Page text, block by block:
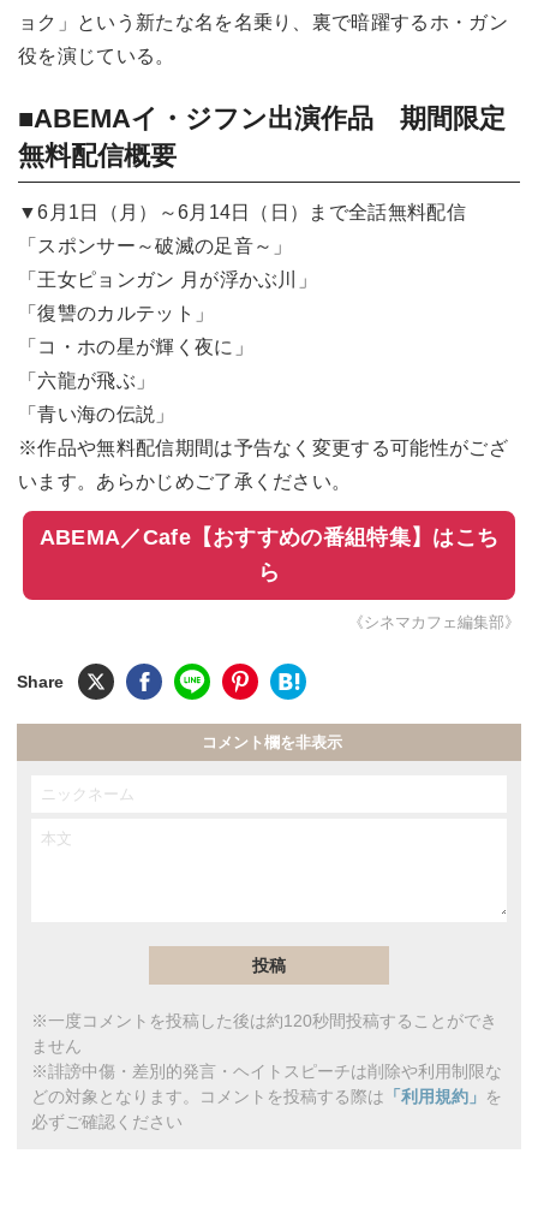
ョク」という新たな名を名乗り、裏で暗躍するホ・ガン
役を演じている。
■ABEMAイ・ジフン出演作品 期間限定
無料配信概要
▼6月1日（月）～6月14日（日）まで全話無料配信
「スポンサー～破滅の足音～」
「王女ピョンガン 月が浮かぶ川」
「復讐のカルテット」
「コ・ホの星が輝く夜に」
「六龍が飛ぶ」
「青い海の伝説」
※作品や無料配信期間は予告なく変更する可能性がござ
います。あらかじめご了承ください。
ABEMA／Cafe【おすすめの番組特集】はこち
ら
《シネマカフェ編集部》
コメント欄を非表示
※一度コメントを投稿した後は約120秒間投稿することができ
ません
※誹謗中傷・差別的発言・ヘイトスピーチは削除や利用制限な
どの対象となります。コメントを投稿する際は 「利用規約」 を
必ずご確認ください